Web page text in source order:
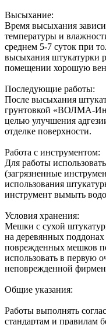
Высыхание:
Время высыхания
температуры и
среднем 5-7 суток при
высыхания штукатурки
помещении хорошую
Последующие работы:
После высыхания
грунтовкой «ВОЛМА-
целью улучшения
отделке поверхности.
Работа с инструментом:
Для работы
(загрязненные
использования
инструмент вымыть
Условия хранения:
Мешки с сухой
на деревянных
поврежденных мешков
использовать в первую
неповрежденной
Общие указания:
Работы выполнять
стандартам и правилам